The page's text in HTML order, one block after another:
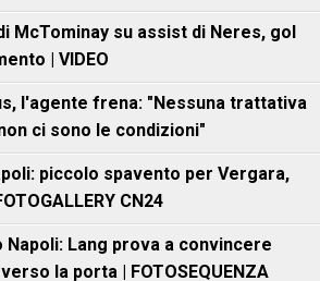
McTominay su assist di Neres, gol
| VIDEO
l'agente frena: "Nessuna trattativa
ci sono le condizioni"
piccolo spavento per Vergara,
CN24
Napoli: Lang prova a convincere
la porta | FOTOSEQUENZA